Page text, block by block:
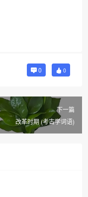
0 0
下一篇
改革时期 (考古学词语)